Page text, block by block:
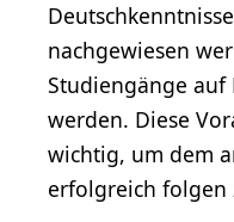
nachgewiesen
Studiengänge
werden. Diese
wichtig, um dem
erfolgreich folgen